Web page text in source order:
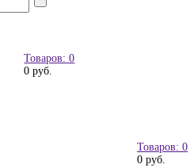
Товаров: 0
0 руб.
Товаров: 0
0 руб.